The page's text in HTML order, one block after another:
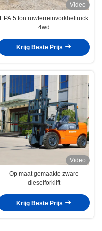
Video
EPA 5 ton ruwterreinvorkheftruck
4wd
Krijg Beste Prijs
Video
Op maat gemaakte zware
dieselforklift
Krijg Beste Prijs